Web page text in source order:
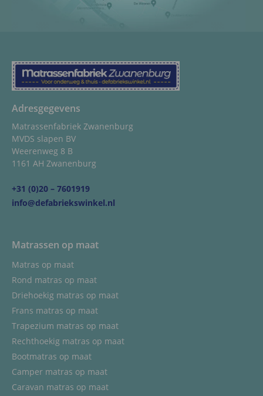
Adresgegevens
Matrassenfabriek Zwanenburg
MVDS slapen BV
Weerenweg 8 B
1161 AH Zwanenburg
+31 (0)20 – 7601919
info@defabriekswinkel.nl
Matrassen op maat
Matras op maat
Rond matras op maat
Driehoekig matras op maat
Frans matras op maat
Trapezium matras op maat
Rechthoekig matras op maat
Bootmatras op maat
Camper matras op maat
Caravan matras op maat